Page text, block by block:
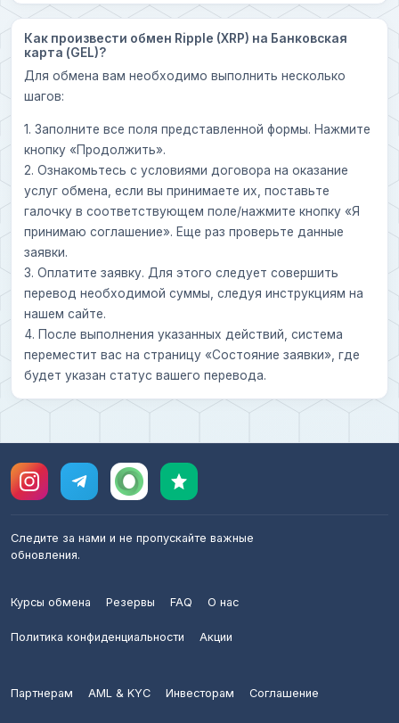
Как произвести обмен Ripple (XRP) на Банковская
карта (GEL)?
Для обмена вам необходимо выполнить несколько
шагов:
1. Заполните все поля представленной формы. Нажмите
кнопку «Продолжить».
2. Ознакомьтесь с условиями договора на оказание
услуг обмена, если вы принимаете их, поставьте
галочку в соответствующем поле/нажмите кнопку «Я
принимаю соглашение». Еще раз проверьте данные
заявки.
3. Оплатите заявку. Для этого следует совершить
перевод необходимой суммы, следуя инструкциям на
нашем сайте.
4. После выполнения указанных действий, система
переместит вас на страницу «Состояние заявки», где
будет указан статус вашего перевода.
Следите за нами и не пропускайте важные
обновления.
Курсы обмена Резервы FAQ О нас
Политика конфиденциальности Акции
Партнерам AML & KYC Инвесторам Соглашение